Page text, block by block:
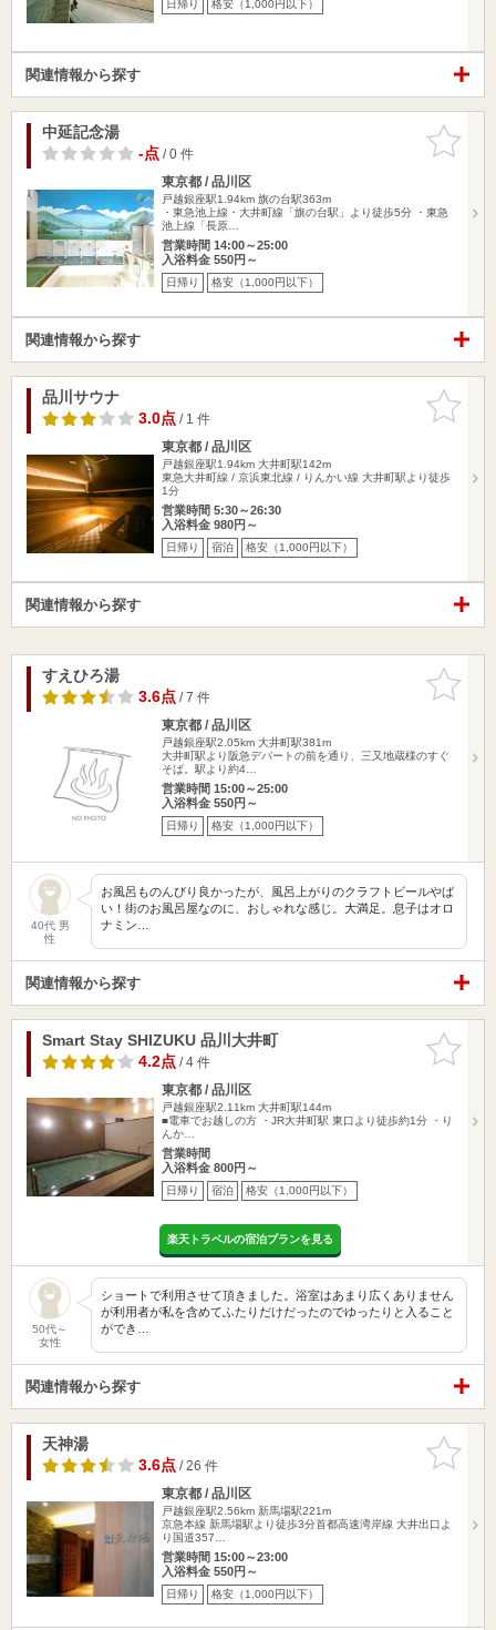
日帰り 格安（1,000円以下）
関連情報から探す
お気に入
りに追加
中延記念湯
-点/ 0 件
東京都 / 品川区
戸越銀座駅1.94km 旗の台駅363m
・東急池上線・大井町線「旗の台駅」より徒歩5分 ・東急
池上線「長原…
営業時間 14:00～25:00
入浴料金 550円～
日帰り 格安（1,000円以下）
関連情報から探す
お気に入
りに追加
品川サウナ
3.0点/ 1 件
東京都 / 品川区
戸越銀座駅1.94km 大井町駅142m
東急大井町線 / 京浜東北線 / りんかい線 大井町駅より徒歩
1分
営業時間 5:30～26:30
入浴料金 980円～
日帰り 宿泊 格安（1,000円以下）
関連情報から探す
お気に入
りに追加
すえひろ湯
3.6点/ 7 件
東京都 / 品川区
戸越銀座駅2.05km 大井町駅381m
大井町駅より阪急デパートの前を通り、三又地蔵様のすぐ
そば。駅より約4…
営業時間 15:00～25:00
入浴料金 550円～
日帰り 格安（1,000円以下）
40代 男
性
お風呂ものんびり良かったが、風呂上がりのクラフトビールやば
い！街のお風呂屋なのに、おしゃれな感じ。大満足。息子はオロ
ナミン…
関連情報から探す
お気に入
りに追加
Smart Stay SHIZUKU 品川大井町
4.2点/ 4 件
東京都 / 品川区
戸越銀座駅2.11km 大井町駅144m
■電車でお越しの方 ・JR大井町駅 東口より徒歩約1分 ・り
んか…
営業時間
入浴料金 800円～
日帰り 宿泊 格安（1,000円以下）
楽天トラベルの宿泊プランを見る
50代～
女性
ショートで利用させて頂きました。浴室はあまり広くありません
が利用者が私を含めてふたりだけだったのでゆったりと入ること
ができ…
関連情報から探す
お気に入
りに追加
天神湯
3.6点/ 26 件
東京都 / 品川区
戸越銀座駅2.56km 新馬場駅221m
京急本線 新馬場駅より徒歩3分首都高速湾岸線 大井出口よ
り国道357…
営業時間 15:00～23:00
入浴料金 550円～
日帰り 格安（1,000円以下）